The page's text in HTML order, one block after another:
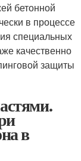
бетонной
в процессе
специальных
качественно
защиты
в